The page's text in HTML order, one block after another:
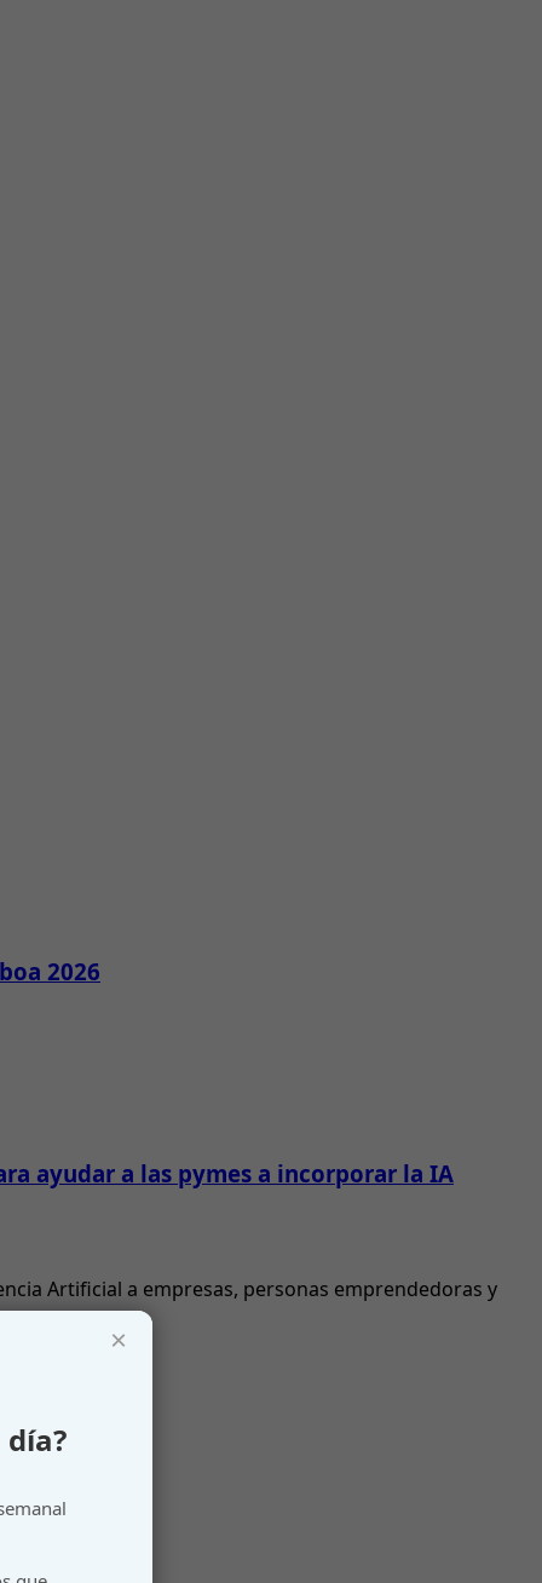
2026
ayudar a las pymes a incorporar la IA
Artificial a empresas, personas emprendedoras y
×